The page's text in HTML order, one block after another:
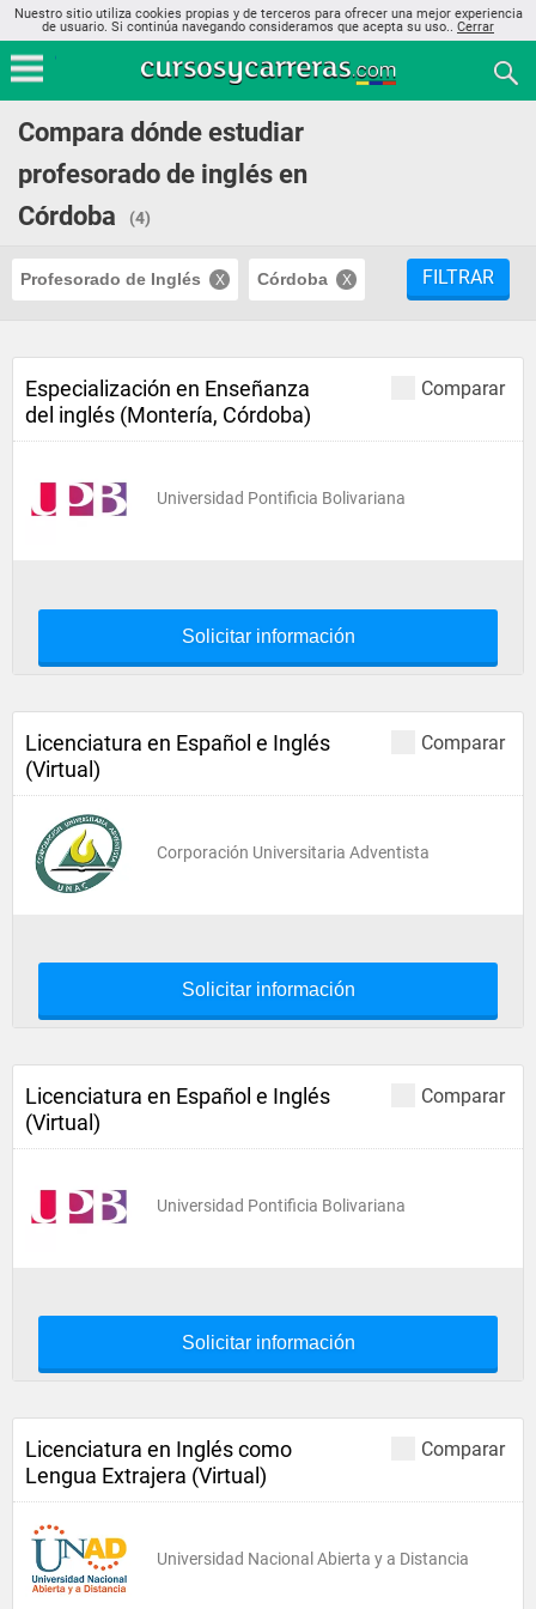
Nuestro sitio utiliza cookies propias y de terceros para ofrecer una mejor experiencia
de usuario. Si continúa navegando consideramos que acepta su uso.. Cerrar
Compara dónde estudiar
profesorado de inglés en
Córdoba
(4)
Profesorado de Inglés Córdoba FILTRAR
Comparar
Especialización en Enseñanza
del inglés (Montería, Córdoba)
Universidad Pontificia Bolivariana
Solicitar información
Comparar
Licenciatura en Español e Inglés
(Virtual)
Corporación Universitaria Adventista
Solicitar información
Comparar
Licenciatura en Español e Inglés
(Virtual)
Universidad Pontificia Bolivariana
Solicitar información
Comparar
Licenciatura en Inglés como
Lengua Extrajera (Virtual)
Universidad Nacional Abierta y a Distancia